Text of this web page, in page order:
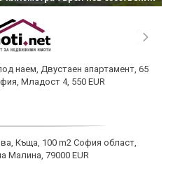
наем, Двустаен апартамент, 65
Младост 4, 550 EUR
Къща, 100 m2 София област,
Малина, 79000 EUR